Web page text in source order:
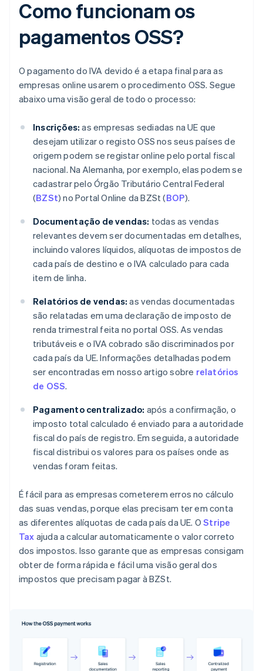
Como funcionam os
pagamentos OSS?
O pagamento do IVA devido é a etapa final para as
empresas online usarem o procedimento OSS. Segue
abaixo uma visão geral de todo o processo:
Inscrições: as empresas sediadas na UE que
desejam utilizar o registo OSS nos seus países de
origem podem se registar online pelo portal fiscal
nacional. Na Alemanha, por exemplo, elas podem se
cadastrar pelo Órgão Tributário Central Federal
(BZSt) no Portal Online da BZSt (BOP).
Documentação de vendas: todas as vendas
relevantes devem ser documentadas em detalhes,
incluindo valores líquidos, alíquotas de impostos de
cada país de destino e o IVA calculado para cada
item de linha.
Relatórios de vendas: as vendas documentadas
são relatadas em uma declaração de imposto de
renda trimestral feita no portal OSS. As vendas
tributáveis e o IVA cobrado são discriminados por
cada país da UE. Informações detalhadas podem
ser encontradas em nosso artigo sobre relatórios
de OSS.
Pagamento centralizado: após a confirmação, o
imposto total calculado é enviado para a autoridade
fiscal do país de registro. Em seguida, a autoridade
fiscal distribui os valores para os países onde as
vendas foram feitas.
É fácil para as empresas cometerem erros no cálculo
das suas vendas, porque elas precisam ter em conta
as diferentes alíquotas de cada país da UE. OStripe
Tax ajuda a calcular automaticamente o valor correto
dos impostos. Isso garante que as empresas consigam
obter de forma rápida e fácil uma visão geral dos
impostos que precisam pagar à BZSt.